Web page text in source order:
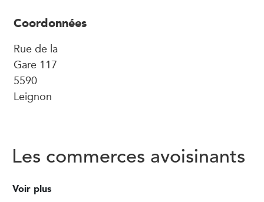
Coordonnées
Rue de la
Gare 117
5590
Leignon
Les commerces avoisinants
Voir plus